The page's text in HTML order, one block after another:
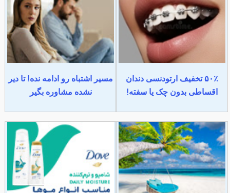
۵۰٪ تخفیف ارتودنسی دندان
اقساطی بدون چک یا سفته!
مسیر اشتباه رو ادامه نده! تا دیر
نشده مشاوره بگیر